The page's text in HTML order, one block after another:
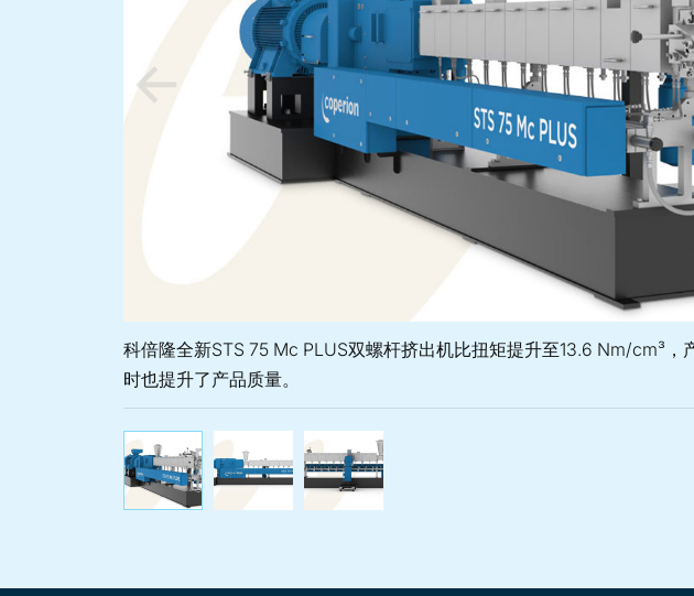
科倍隆全新STS 75 Mc PLUS双螺杆挤出机比扭矩提升至13.6 Nm/cm³，
时也提升了产品质量。
科倍隆全新STS 75 Mc PLUS双螺杆挤出机比扭矩提
STS Mc PLUS 挤出机配备高功率电机和